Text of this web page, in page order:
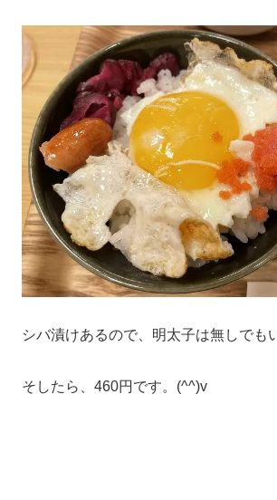
シバ漬けあるので、明太子は無しでも
そしたら、460円です。(^^)v